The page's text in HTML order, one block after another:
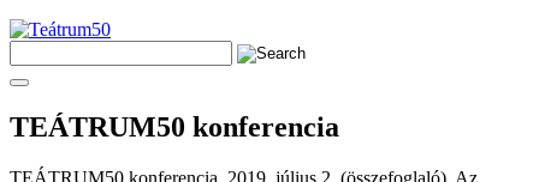
TEÁTRUM50 konferencia
TEÁTRUM50 konferencia, 2019. július 2. (összefoglaló), Az